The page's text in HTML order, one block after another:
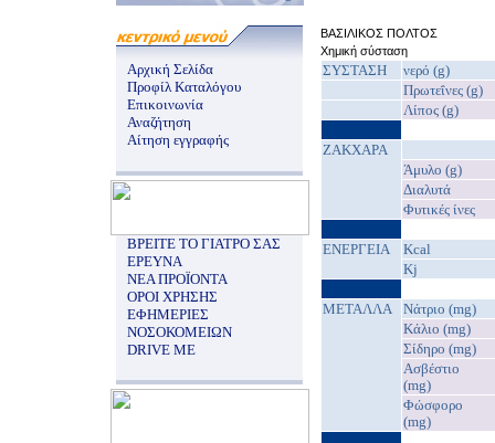
Αρχική Σελίδα
Προφίλ Καταλόγου
Επικοινωνία
Αναζήτηση
Αίτηση εγγραφής
ΒΡΕΙΤΕ ΤΟ ΓΙΑΤΡΟ ΣΑΣ
ΕΡΕΥΝΑ
ΝΕΑ ΠΡΟΪΟΝΤΑ
ΟΡΟΙ ΧΡΗΣΗΣ
ΕΦΗΜΕΡΙΕΣ
ΝΟΣΟΚΟΜΕΙΩΝ
DRIVE ME
ΒΑΣΙΛΙΚΟΣ ΠΟΛΤΟΣ
Χημική σύσταση
ΣΥΣΤΑΣΗ
νερό (g)
Πρωτεΐνες (g)
Λίπος (g)
ΖΑΚΧΑΡΑ
Άμυλο (g)
Διαλυτά
Φυτικές ίνες
EΝΕΡΓΕΙΑ
Kcal
Kj
ΜΕΤΑΛΛΑ
Νάτριο (mg)
Κάλιο (mg)
Σίδηρο (mg)
Ασβέστιο
(mg)
Φώσφορο
(mg)